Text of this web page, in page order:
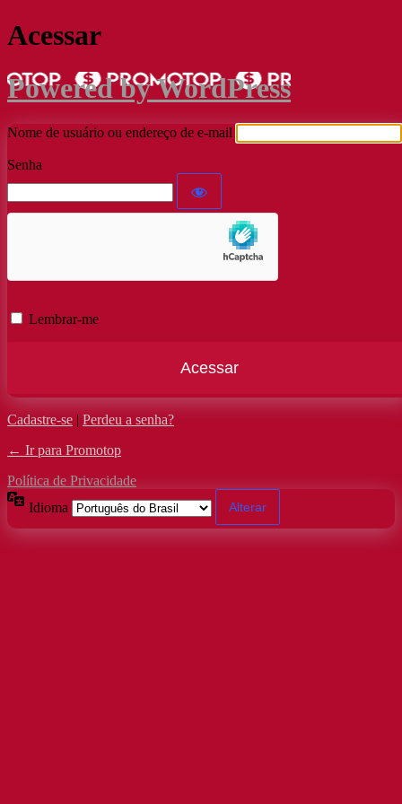
Acessar
Powered by WordPress
Nome de usuário ou endereço de e-mail
Senha
Lembrar-me
Cadastre-se | Perdeu a senha?
← Ir para Promotop
Política de Privacidade
Idioma